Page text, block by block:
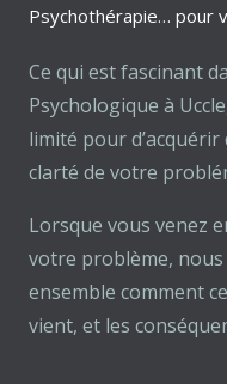
Psychothérapie… pour
Ce qui est fascinant
Psychologique à
limité pour
clarté de votre
Lorsque vous venez
votre problème,
ensemble comment
vient, et les